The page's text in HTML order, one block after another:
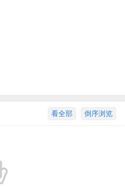
倒序浏览
看全部